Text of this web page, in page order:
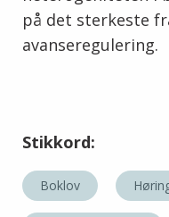
på det sterkeste
avanseregulering.
Stikkord:
Boklov